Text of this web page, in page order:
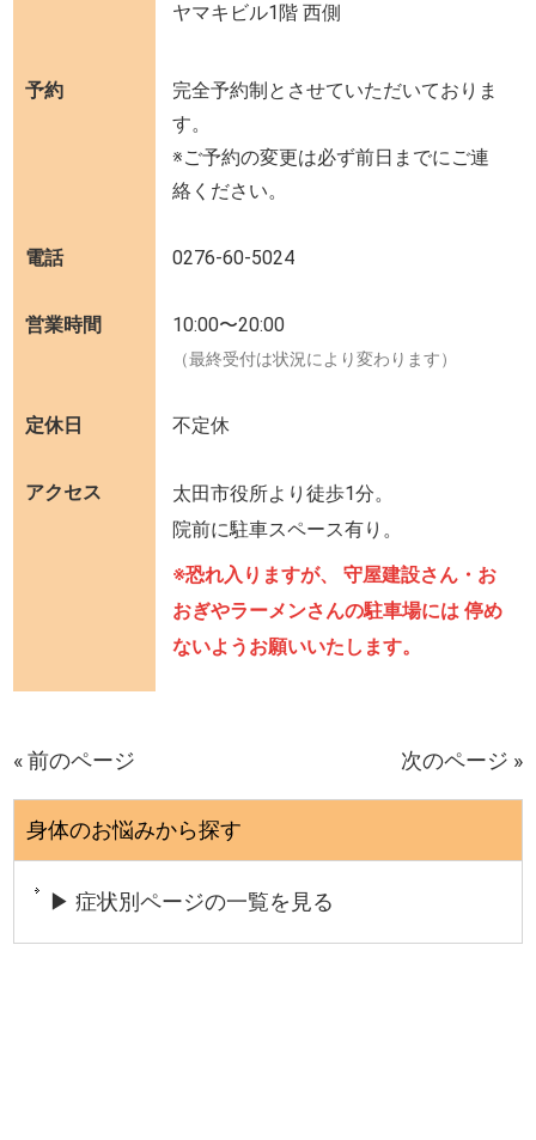
ヤマキビル1階 西側
予約
完全予約制とさせていただいておりま
す。
※ご予約の変更は必ず前日までにご連
絡ください。
電話 0276-60-5024
営業時間 10:00〜20:00
（最終受付は状況により変わります）
定休日 不定休
アクセス
太田市役所より徒歩1分。
院前に駐車スペース有り。
※恐れ入りますが、 守屋建設さん・お
おぎやラーメンさんの駐車場には 停め
ないようお願いいたします。
« 前のページ 次のページ »
身体のお悩みから探す
▶ 症状別ページの一覧を見る